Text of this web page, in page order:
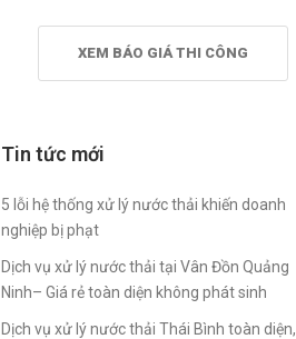
XEM BÁO GIÁ THI CÔNG
Tin tức mới
5 lỗi hệ thống xử lý nước thải khiến doanh
nghiệp bị phạt
Dịch vụ xử lý nước thải tại Vân Đồn Quảng
Ninh– Giá rẻ toàn diện không phát sinh
Dịch vụ xử lý nước thải Thái Bình toàn diện,